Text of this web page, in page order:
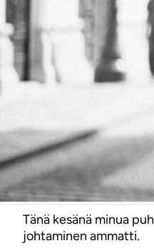
Tänä kesänä minua
johtaminen ammatti.